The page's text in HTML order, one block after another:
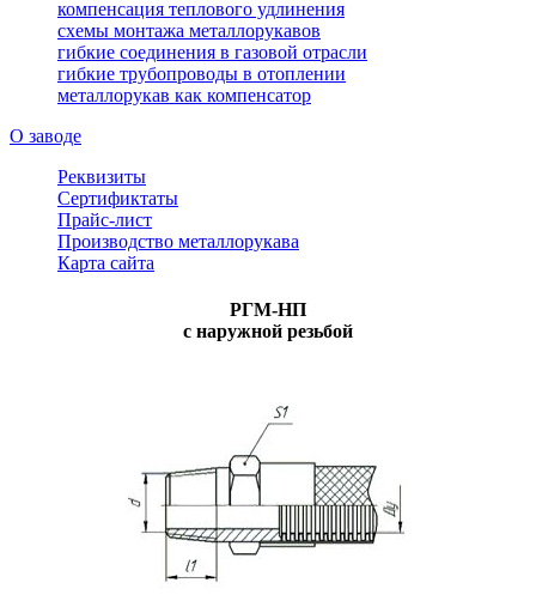
компенсация теплового удлинения
схемы монтажа металлорукавов
гибкие соединения в газовой отрасли
гибкие трубопроводы в отоплении
металлорукав как компенсатор
О заводе
Реквизиты
Сертификтаты
Прайс-лист
Производство металлорукава
Карта сайта
РГМ-НП
с наружной резьбой